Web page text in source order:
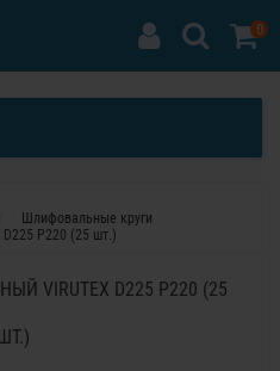
0
Шлифовальные круги
P220 (25 шт.)
VIRUTEX D225 P220 (25